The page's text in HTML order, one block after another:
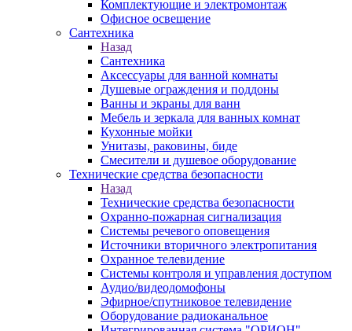
Комплектующие и электромонтаж
Офисное освещение
Сантехника
Назад
Сантехника
Аксессуары для ванной комнаты
Душевые ограждения и поддоны
Ванны и экраны для ванн
Мебель и зеркала для ванных комнат
Кухонные мойки
Унитазы, раковины, биде
Смесители и душевое оборудование
Технические средства безопасности
Назад
Технические средства безопасности
Охранно-пожарная сигнализация
Системы речевого оповещения
Источники вторичного электропитания
Охранное телевидение
Системы контроля и управления доступом
Аудио/видеодомофоны
Эфирное/спутниковое телевидение
Оборудование радиоканальное